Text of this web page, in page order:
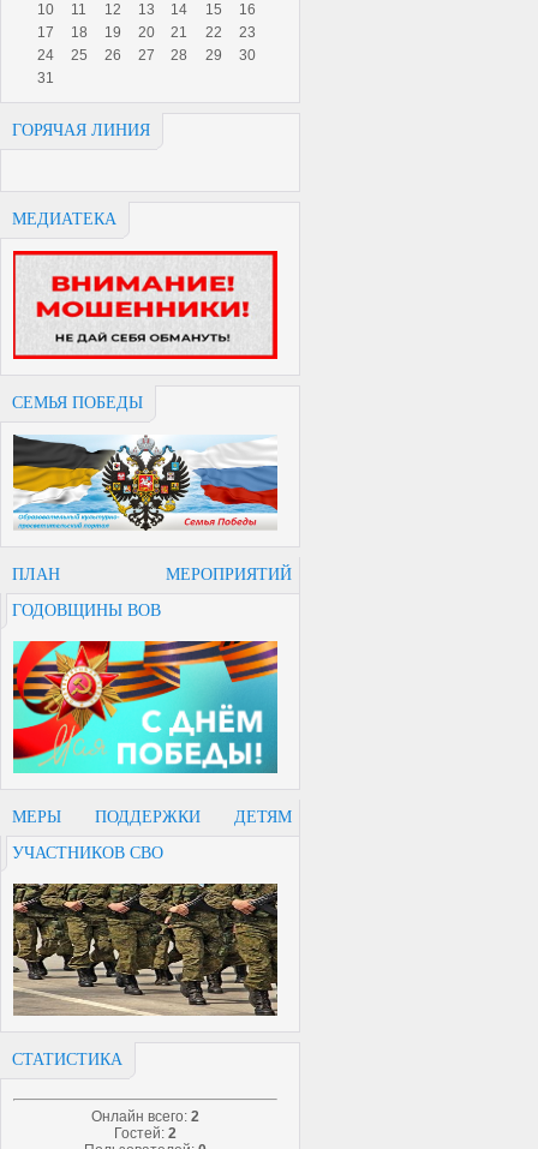
10
11 12 13 14 15
16
17
18 19 20 21 22
23
24
25 26 27 28 29
30
31
ГОРЯЧАЯ ЛИНИЯ
МЕДИАТЕКА
СЕМЬЯ ПОБЕДЫ
ПЛАН МЕРОПРИЯТИЙ
ГОДОВЩИНЫ ВОВ
МЕРЫ ПОДДЕРЖКИ ДЕТЯМ
УЧАСТНИКОВ СВО
СТАТИСТИКА
Онлайн всего: 2
Гостей: 2